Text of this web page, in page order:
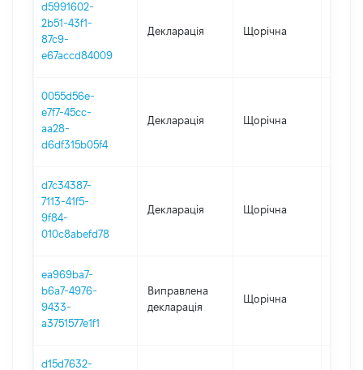
d5991602-
2b51-43f1-
87c9-
e67accd84009
Декларація Щорічна
0055d56e-
e7f7-45cc-
aa28-
d6df315b05f4
Декларація Щорічна
d7c34387-
7113-41f5-
9f84-
010c8abefd78
Декларація Щорічна
ea969ba7-
b6a7-4976-
9433-
a3751577e1f1
Виправлена
декларація
Щорічна
d15d7632-